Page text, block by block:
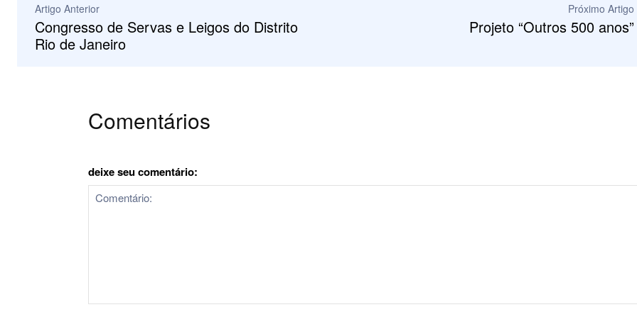
Artigo Anterior
Congresso de Servas e Leigos do Distrito
Rio de Janeiro
Próximo Artigo
Projeto “Outros 500 anos”
Comentários
deixe seu comentário: